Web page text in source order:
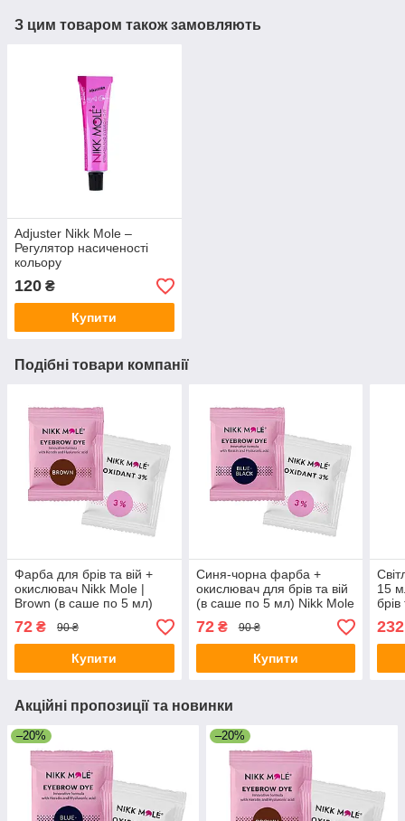
З цим товаром також замовляють
Adjuster Nikk Mole –
Регулятор насиченості
кольору
120 ₴
Купити
Подібні товари компанії
Фарба для брів та вій +
окислювач Nikk Mole |
Brown (в саше по 5 мл)
72 ₴ 90 ₴
Купити
Синя-чорна фарба +
окислювач для брів та вій
(в саше по 5 мл) Nikk Mole
72₴ 90 ₴
Купити
15
Акційні пропозиції та новинки
–20% –20%